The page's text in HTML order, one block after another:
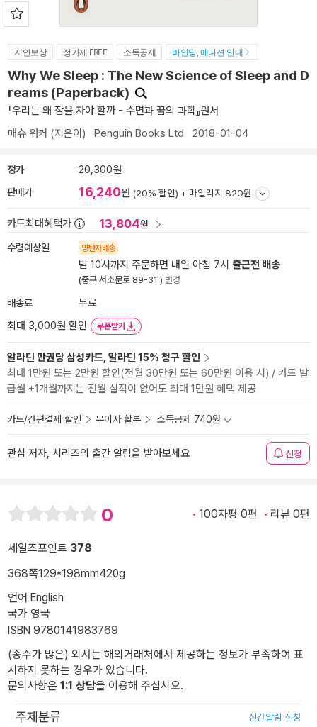
지연보상 정가제 FREE 소득공제 바인딩, 에디션 안내
Why We Sleep : The New Science of Sleep and D
reams (Paperback)
『우리는 왜 잠을 자야 할까 - 수면과 꿈의 과학』원서
매슈 워커 (지은이) Penguin Books Ltd 2018-01-04
정가 20,300원
판매가 16,240원 (20% 할인) + 마일리지 820원
카드최대혜택가 13,804원
수령예상일 양탄자배송
밤 10시까지 주문하면 내일 아침 7시 출근전 배송
(중구 서소문로 89-31 ) 변경
배송료
무료
최대 3,000원 할인
쿠폰받기
알라딘 만권당 삼성카드, 알라딘 15% 청구 할인
최대 1만원 또는 2만원 할인(전월 30만원 또는 60만원 이용 시) / 카드 발
급월 +1개월까지는 전월 실적이 없어도 최대 1만원 혜택 제공
카드/간편결제 할인 무이자 할부 소득공제 740원
관심 저자, 시리즈의 출간 알림을 받아보세요 신청
0 100자평 0편 리뷰 0편
세일즈포인트 378
368쪽129*198mm420g
언어 English
국가 영국
ISBN 9780141983769
(종수가 많은) 외서는 해외거래처에서 제공하는 정보가 부족하여 표
시하지 못하는 경우가 있습니다.
문의사항은 1:1 상담을 이용해 주십시오.
주제분류 신간알림 신청